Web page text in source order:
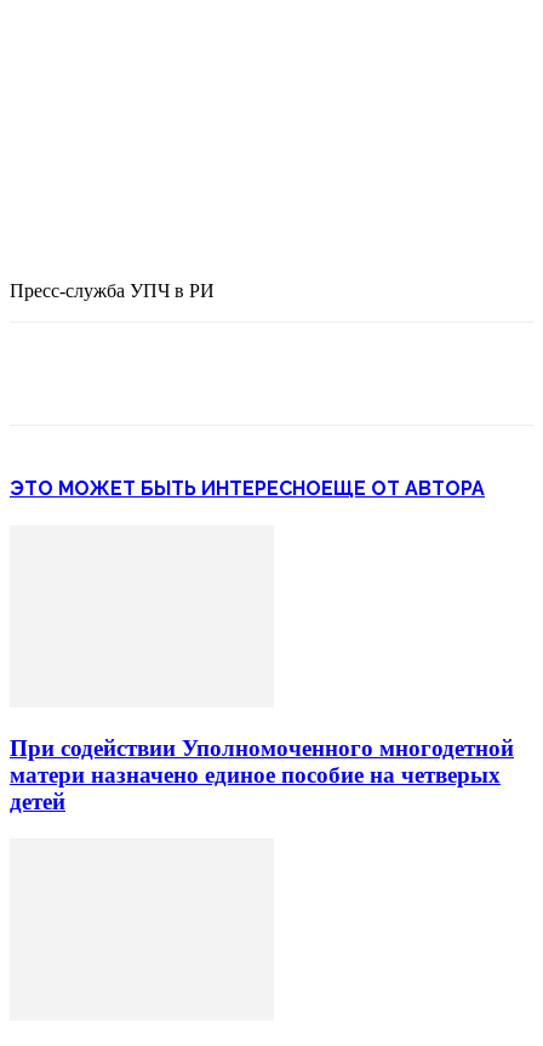
Пресс-служба УПЧ в РИ
ЭТО МОЖЕТ БЫТЬ ИНТЕРЕСНОЕЩЕ ОТ АВТОРА
При содействии Уполномоченного многодетной
матери назначено единое пособие на четверых
детей